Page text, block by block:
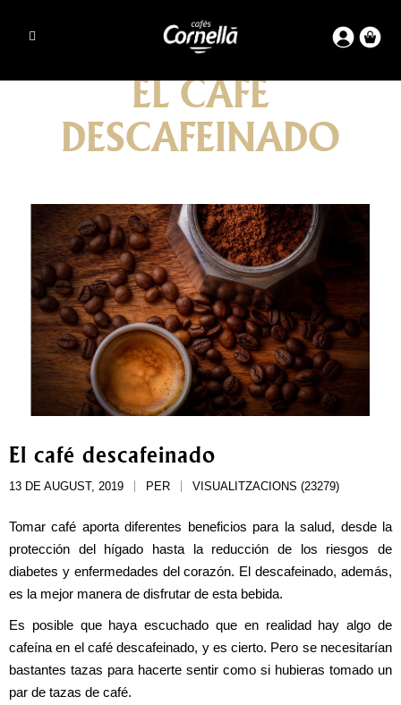
EL CAFÉ
DESCAFEINADO
El café descafeinado
13 DE AUGUST, 2019 PER VISUALITZACIONS (23279)
Tomar café aporta diferentes beneficios para la salud, desde la
protección del hígado hasta la reducción de los riesgos de
diabetes y enfermedades del corazón. El descafeinado, además,
es la mejor manera de disfrutar de esta bebida.
Es posible que haya escuchado que en realidad hay algo de
cafeína en el café descafeinado, y es cierto. Pero se necesitarían
bastantes tazas para hacerte sentir como si hubieras tomado un
par de tazas de café.